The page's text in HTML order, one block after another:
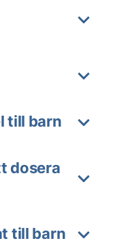
till barn
dosera
till barn